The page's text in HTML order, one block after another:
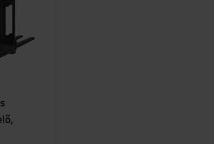
(mm)
1800mm